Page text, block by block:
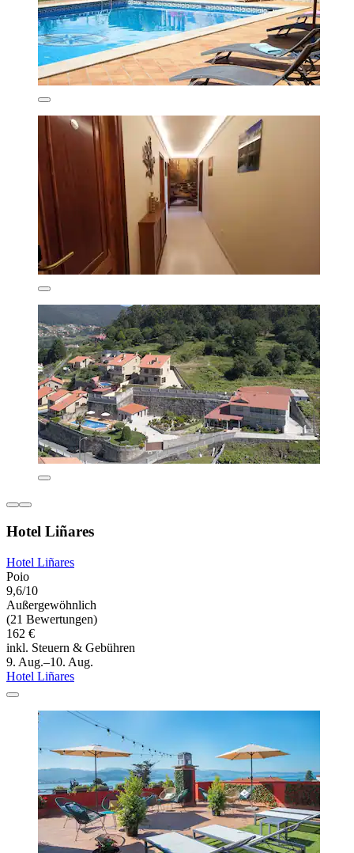
Hotel Liñares
Hotel Liñares
Poio
9,6/10
Außergewöhnlich
(21 Bewertungen)
162 €
inkl. Steuern & Gebühren
9. Aug.–10. Aug.
Hotel Liñares